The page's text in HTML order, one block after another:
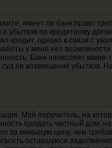
имеет ли банк право
и убытков по кредитному
кредит, однако в связи с
у меня нет
Банк начисляет какие-
суд на возмещение убытков.
Мой поручитель, на
продать частный дом,
за меньшую цену, чем
оставшуюся